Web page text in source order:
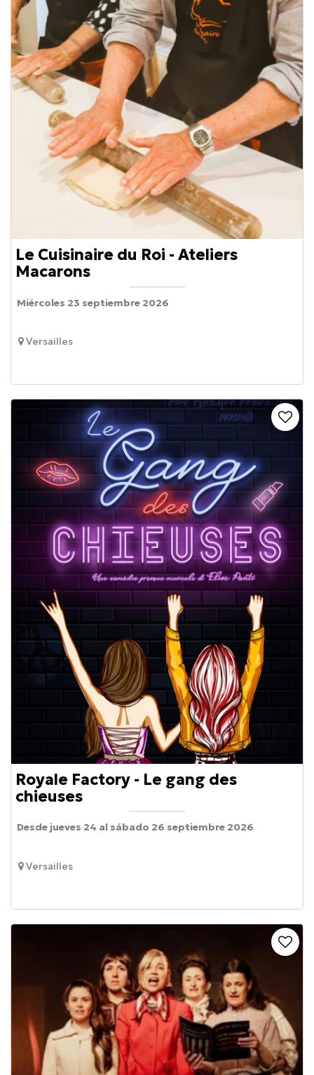
Le Cuisinaire du Roi - Ateliers
Macarons
Versailles
Miércoles 23 septiembre 2026
Royale Factory - Le gang des
chieuses
Versailles
Desde jueves 24 al sábado 26 septiembre 2026